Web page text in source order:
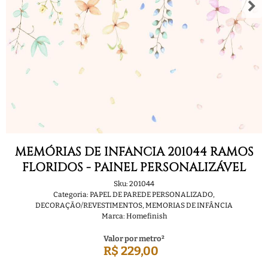
MEMÓRIAS DE INFÂNCIA 201044 RAMOS
FLORIDOS - PAINEL PERSONALIZÁVEL
Sku: 201044
Categoria: PAPEL DE PAREDE PERSONALIZADO,
DECORAÇÃO/REVESTIMENTOS,MEMORIAS DE INFÂNCIA
Marca: Homefinish
Valor por metro²
R$ 229,00